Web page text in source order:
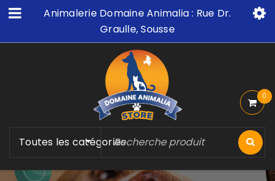
Animalerie Domaine Animalia : Rue Dr.
Graulle, Sousse
Toutes les catégories
0